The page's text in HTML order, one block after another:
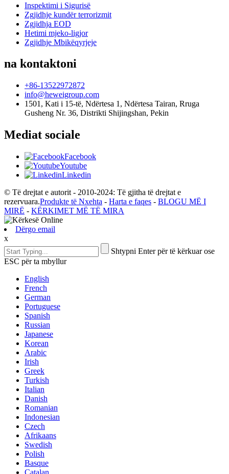
Inspektimi i Sigurisë
Zgjidhje kundër terrorizmit
Zgjidhja EOD
Hetimi mjeko-ligjor
Zgjidhje Mbikëqyrjeje
na kontaktoni
+86-13522972872
info@heweigroup.com
1501, Kati i 15-të, Ndërtesa 1, Ndërtesa Tairan, Rruga
Gusheng Nr. 36, Distrikti Shijingshan, Pekin
Mediat sociale
Facebook
Youtube
Linkedin
© Të drejtat e autorit - 2010-2024: Të gjitha të drejtat e
rezervuara.Produkte të Nxehta - Harta e faqes - BLOGU MË I
MIRË - KËRKIMET MË TË MIRA
Dërgo email
x
Shtypni Enter për të kërkuar ose
ESC për ta mbyllur
English
French
German
Portuguese
Spanish
Russian
Japanese
Korean
Arabic
Irish
Greek
Turkish
Italian
Danish
Romanian
Indonesian
Czech
Afrikaans
Swedish
Polish
Basque